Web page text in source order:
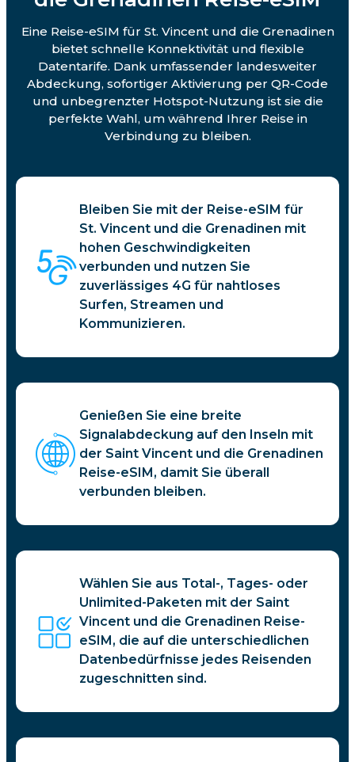
Eine Reise-eSIM für St. Vincent und die Grenadinen
bietet schnelle Konnektivität und flexible
Datentarife. Dank umfassender landesweiter
Abdeckung, sofortiger Aktivierung per QR-Code
und unbegrenzter Hotspot-Nutzung ist sie die
perfekte Wahl, um während Ihrer Reise in
Verbindung zu bleiben.
Bleiben Sie mit der Reise-eSIM für
St. Vincent und die Grenadinen mit
hohen Geschwindigkeiten
verbunden und nutzen Sie
zuverlässiges 4G für nahtloses
Surfen, Streamen und
Kommunizieren.
Genießen Sie eine breite
Signalabdeckung auf den Inseln mit
der Saint Vincent und die Grenadinen
Reise-eSIM, damit Sie überall
verbunden bleiben.
Wählen Sie aus Total-, Tages- oder
Unlimited-Paketen mit der Saint
Vincent und die Grenadinen Reise-
eSIM, die auf die unterschiedlichen
Datenbedürfnisse jedes Reisenden
zugeschnitten sind.